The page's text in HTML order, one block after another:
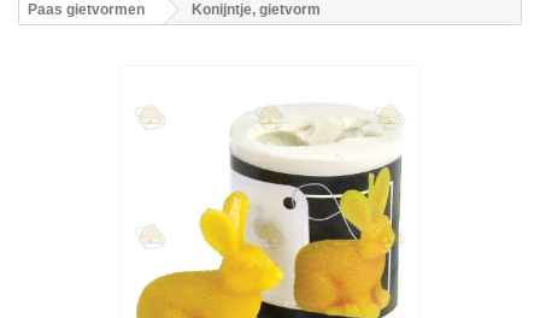
Paas gietvormen
Konijntje, gietvorm